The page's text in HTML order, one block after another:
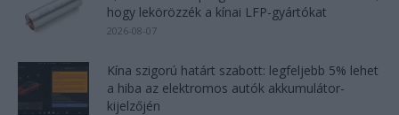
hogy lekörözzék a kínai LFP-gyártókat
2026-08-07
Kína szigorú határt szabott: legfeljebb 5% lehet
a hiba az elektromos autók akkumulátor-
kijelzőjén